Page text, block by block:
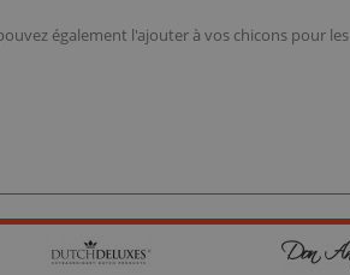
également l'ajouter à vos chicons pour les